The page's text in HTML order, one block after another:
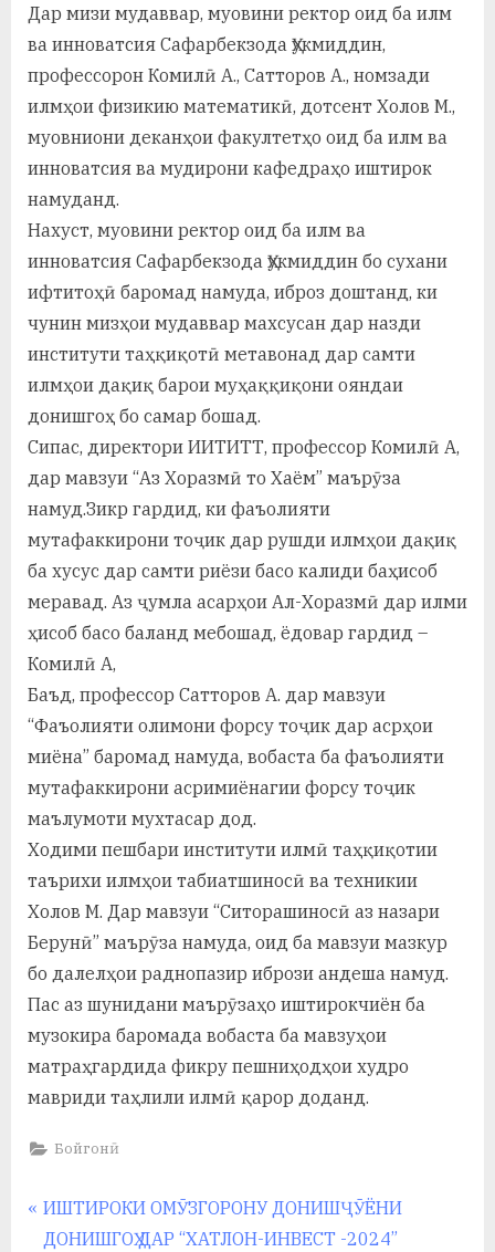
с
и
р
у
с
р
в
Дар мизи мудаввар, муовини ректор оид ба илм
ва инноватсия Сафарбекзода Ҳукмиддин,
профессорон Комилӣ А., Сатторов А., номзади
илмҳои физикию математикӣ, дотсент Холов М.,
муовниони деканҳои факултетҳо оид ба илм ва
инноватсия ва мудирони кафедраҳо иштирок
намуданд.
Нахуст, муовини ректор оид ба илм ва
инноватсия Сафарбекзода Ҳукмиддин бо сухани
ифтитоҳӣ баромад намуда, иброз доштанд, ки
чунин мизҳои мудаввар махсусан дар назди
институти таҳқиқотӣ метавонад дар самти
илмҳои дақиқ барои муҳаққиқони ояндаи
донишгоҳ бо самар бошад.
Сипас, директори ИИТИТТ, профессор Комилӣ А,
дар мавзуи “Аз Хоразмӣ то Хаём” маърӯза
намуд.Зикр гардид, ки фаъолияти
мутафаккирони тоҷик дар рушди илмҳои дақиқ
ба хусус дар самти риёзи басо калиди баҳисоб
меравад. Аз ҷумла асарҳои Ал-Хоразмӣ дар илми
ҳисоб басо баланд мебошад, ёдовар гардид –
Комилӣ А,
Баъд, профессор Сатторов А. дар мавзуи
“Фаъолияти олимони форсу тоҷик дар асрҳои
миёна” баромад намуда, вобаста ба фаъолияти
мутафаккирони асримиёнагии форсу тоҷик
маълумоти мухтасар дод.
Ходими пешбари институти илмӣ таҳқиқотии
таърихи илмҳои табиатшиносӣ ва техникии
Холов М. Дар мавзуи “Ситорашиносӣ аз назари
Берунӣ” маърӯза намуда, оид ба мавзуи мазкур
бо далелҳои раднопазир ибрози андеша намуд.
Пас аз шунидани маърӯзаҳо иштирокчиён ба
музокира баромада вобаста ба мавзуҳои
матраҳгардида фикру пешниҳодҳои худро
мавриди таҳлили илмӣ қарор доданд.
Бойгонӣ
Навигация
P
r
ИШТИРОКИ ОМӮЗГОРОНУ ДОНИШҶӮЁНИ
ДОНИШГОҲ ДАР “ХАТЛОН-ИНВЕСТ -2024”